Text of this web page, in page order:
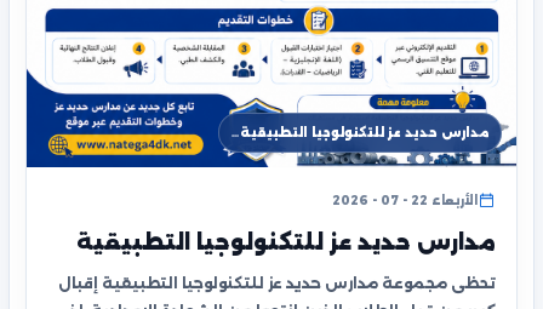
مدارس حديد عز للتكنولوجيا التطبيقية…
الأربعاء 22 - 07 - 2026
مدارس حديد عز للتكنولوجيا التطبيقية
تحظى مجموعة مدارس حديد عز للتكنولوجيا التطبيقية إقبال